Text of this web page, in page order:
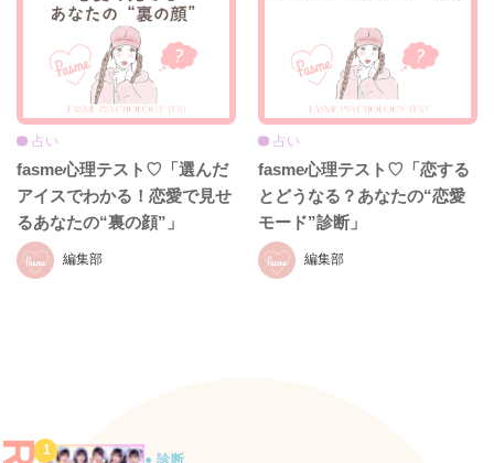
編集部
占い
fasme心理テスト♡「選んだ
アイスでわかる！恋愛で見せ
るあなたの“裏の顔”」
編集部
占い
fasme心理テスト♡「恋する
とどうなる？あなたの“恋愛
モード”診断」
● 診断